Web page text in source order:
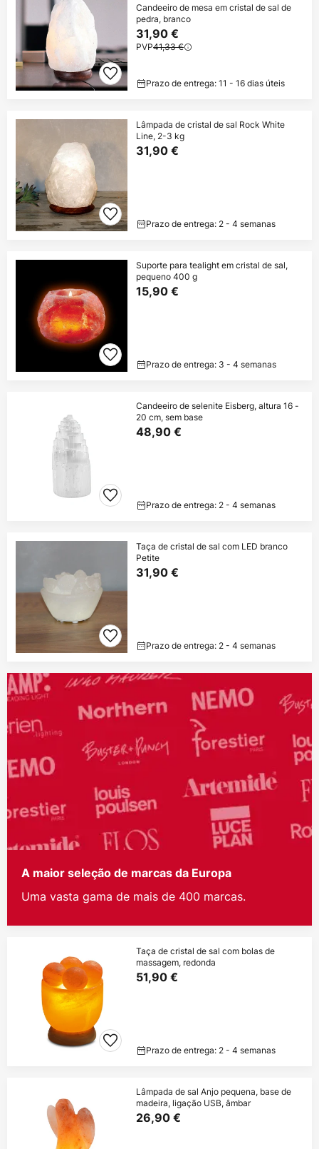
Candeeiro de mesa em cristal de sal de
pedra, branco
31,90 €
PVP41,33 €
Prazo de entrega: 11 - 16 dias úteis
Lâmpada de cristal de sal Rock White
Line, 2-3 kg
31,90 €
Prazo de entrega: 2 - 4 semanas
Suporte para tealight em cristal de sal,
pequeno 400 g
15,90 €
Prazo de entrega: 3 - 4 semanas
Candeeiro de selenite Eisberg, altura 16 -
20 cm, sem base
48,90 €
Prazo de entrega: 2 - 4 semanas
Taça de cristal de sal com LED branco
Petite
31,90 €
Prazo de entrega: 2 - 4 semanas
A maior seleção de marcas da Europa
Uma vasta gama de mais de 400 marcas.
Taça de cristal de sal com bolas de
massagem, redonda
51,90 €
Prazo de entrega: 2 - 4 semanas
Lâmpada de sal Anjo pequena, base de
madeira, ligação USB, âmbar
26,90 €